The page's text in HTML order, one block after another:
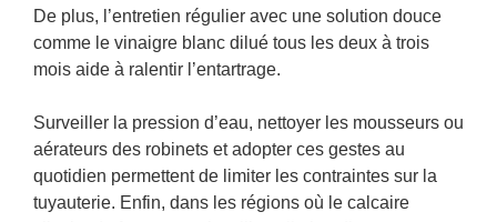
De plus, l’entretien régulier avec une solution douce
comme le vinaigre blanc dilué tous les deux à trois
mois aide à ralentir l’entartrage.
Surveiller la pression d’eau, nettoyer les mousseurs ou
aérateurs des robinets et adopter ces gestes au
quotidien permettent de limiter les contraintes sur la
tuyauterie. Enfin, dans les régions où le calcaire